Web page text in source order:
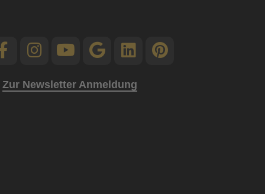
Zur Newsletter Anmeldung